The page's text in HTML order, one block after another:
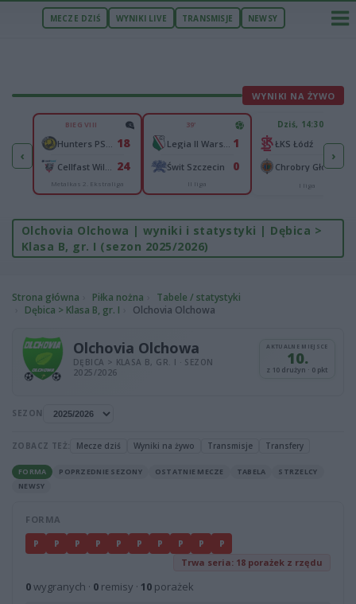
MECZE DZIŚ WYNIKI LIVE TRANSMISJE NEWSY
WYNIKI NA ŻYWO
‹
2
4
BIEG VIII
18
24
Metalkas 2. Ekstraliga
39'
1
Świt Szczecin 0
II liga
Dziś, 14:30
ŁKS Łódź
Chrobry Głogów
I liga
›
Olchovia Olchowa | wyniki i statystyki | Dębica >
Klasa B, gr. I (sezon 2025/2026)
Strona główna Piłka nożna
Tabele / statystyki
Dębica > Klasa B, gr. I
Olchovia Olchowa
Olchovia Olchowa
DĘBICA > KLASA B, GR. I · SEZON
2025/2026
AKTUALNE MIEJSCE
10.
z 10 drużyn · 0 pkt
SEZON
ZOBACZ TEŻ: Mecze dziś Wyniki na żywo Transmisje Transfery
FORMA POPRZEDNIE SEZONY OSTATNIE MECZE TABELA
STRZELCY
NEWSY
FORMA
P P P P P P P P P P
Trwa seria: 18 porażek z rzędu
0wygranych · 0 remisy · 10 porażek